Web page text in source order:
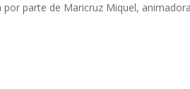
parte de Maricruz Miquel,